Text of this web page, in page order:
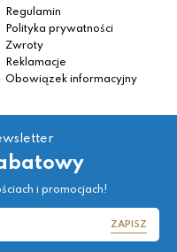
Regulamin
Polityka prywatności
Zwroty
Reklamacje
Obowiązek informacyjny
i promocjach!
ZAPISZ